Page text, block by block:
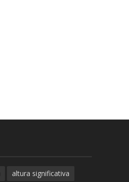
altura significativa